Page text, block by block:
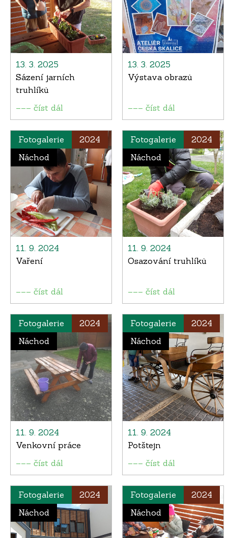
13. 3. 2025
Sázení jarních
truhlíků
––– číst dál
13. 3. 2025
Výstava obrazů
––– číst dál
Fotogalerie
2024
Náchod
11. 9. 2024
Vaření
––– číst dál
Fotogalerie
2024
Náchod
11. 9. 2024
Osazování truhlíků
––– číst dál
Fotogalerie
2024
Náchod
11. 9. 2024
Venkovní práce
––– číst dál
Fotogalerie
2024
Náchod
11. 9. 2024
Potštejn
––– číst dál
Fotogalerie
2024
Náchod
Fotogalerie
2024
Náchod